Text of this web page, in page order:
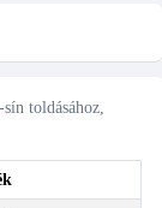
toldásához,